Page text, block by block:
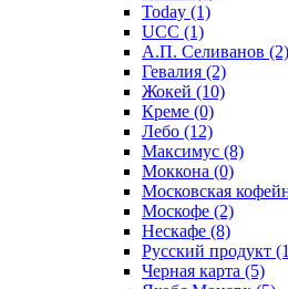
Today (1)
UCC (1)
А.П. Селиванов (2)
Гевалия (2)
Жокей (10)
Креме (0)
Лебо (12)
Максимус (8)
Моккона (0)
Московская
Москофе (2)
Нескафе (8)
Русский продукт
Черная карта (5)